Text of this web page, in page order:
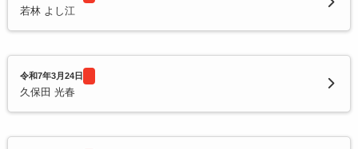
若林 よし江
令和7年3月24日
久保田 光春